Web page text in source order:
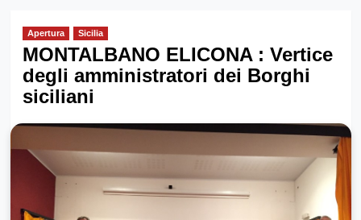
Apertura Sicilia
MONTALBANO ELICONA : Vertice
degli amministratori dei Borghi
siciliani